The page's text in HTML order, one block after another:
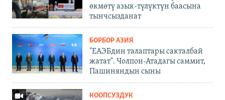
өкмөтү азык-түлүктүн баасына
тынчсызданат
БОРБОР АЗИЯ
"ЕАЭБдин талаптары сакталбай
жатат". Чолпон-Атадагы саммит,
Пашиняндын сыны
КООПСУЗДУК